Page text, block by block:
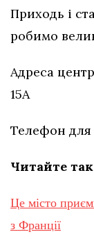
Приходь і
робимо
Адреса
15А
Телефон для
Читайте
Це місто
з Франції